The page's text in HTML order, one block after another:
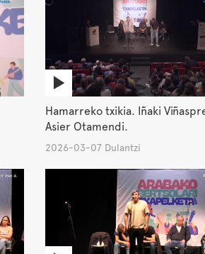
Hamarreko txikia. Iñaki
Asier Otamendi.
2026-03-07 Dulantzi